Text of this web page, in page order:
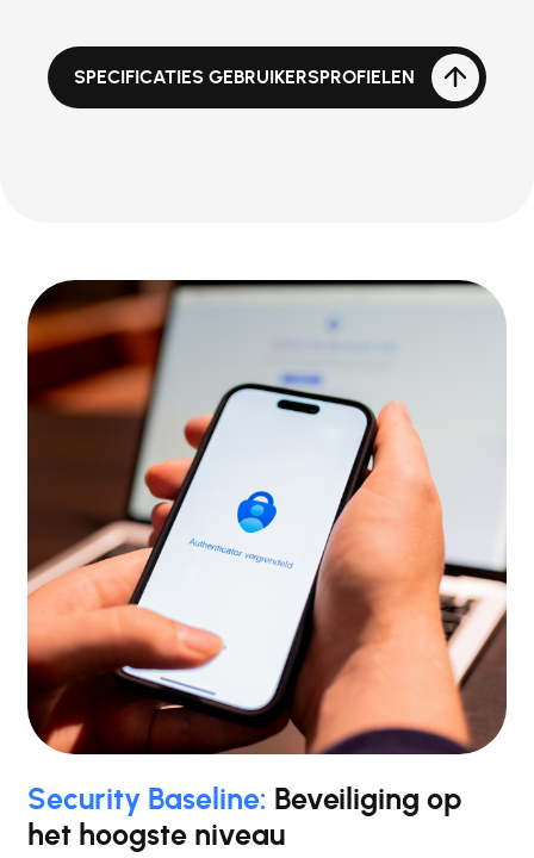
SPECIFICATIES GEBRUIKERSPROFIELEN
Security Baseline: Beveiliging op
het hoogste niveau